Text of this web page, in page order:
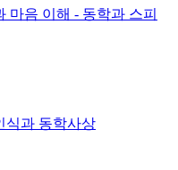
마음 이해 - 동학과 스피
식과 동학사상